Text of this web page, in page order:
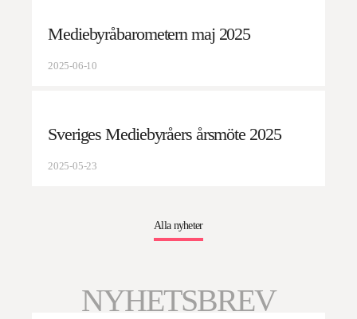
Mediebyråbarometern maj 2025
2025-06-10
Sveriges Mediebyråers årsmöte 2025
2025-05-23
Alla nyheter
NYHETSBREV